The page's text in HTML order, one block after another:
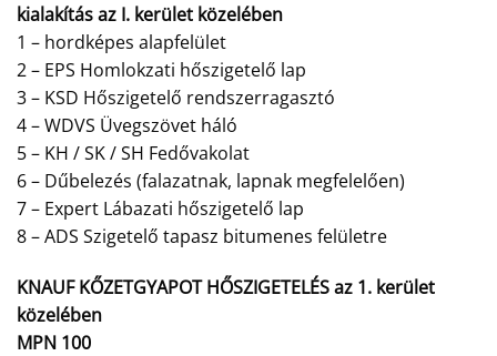
kialakítás az I. kerület közelében
1 – hordképes alapfelület
2 – EPS Homlokzati hőszigetelő lap
3 – KSD Hőszigetelő rendszerragasztó
4 – WDVS Üvegszövet háló
5 – KH / SK / SH Fedővakolat
6 – Dűbelezés (falazatnak, lapnak megfelelően)
7 – Expert Lábazati hőszigetelő lap
8 – ADS Szigetelő tapasz bitumenes felületre
KNAUF KŐZETGYAPOT HŐSZIGETELÉS az 1. kerület
közelében
MPN 100